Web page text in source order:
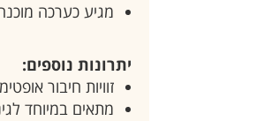
מגיע כערכה
יתרונות נוספים:
זוויות חיבור
מתאים במיוחד